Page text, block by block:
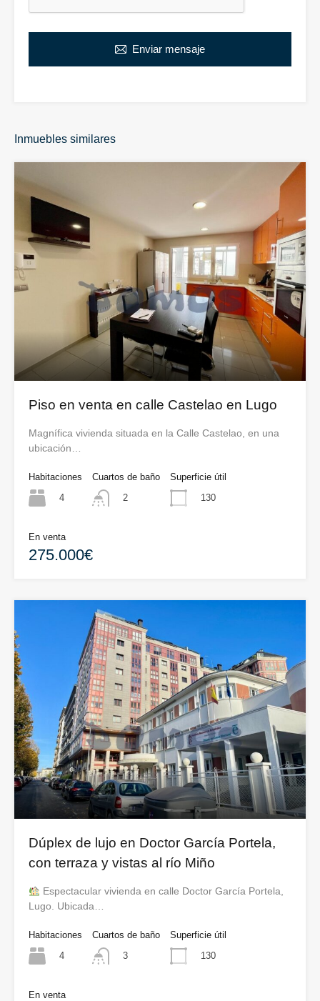
Enviar mensaje
Inmuebles similares
Piso en venta en calle Castelao en Lugo
Magnífica vivienda situada en la Calle Castelao, en una
ubicación…
Habitaciones
4
Cuartos de baño
2
Superficie útil
130
En venta
275.000€
Dúplex de lujo en Doctor García Portela,
con terraza y vistas al río Miño
Espectacular vivienda en calle Doctor García Portela,
Lugo. Ubicada…
Habitaciones
4
Cuartos de baño
3
Superficie útil
130
En venta